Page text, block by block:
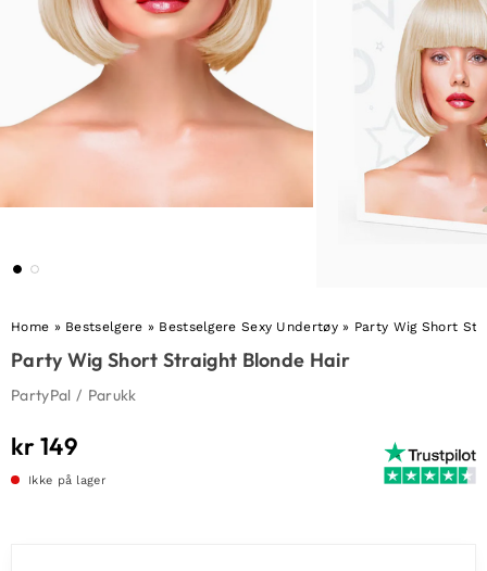
Home » Bestselgere » Bestselgere Sexy Undertøy» Party Wig Short
Party Wig Short Straight Blonde Hair
PartyPal / Parukk
kr149
Ikke på lager